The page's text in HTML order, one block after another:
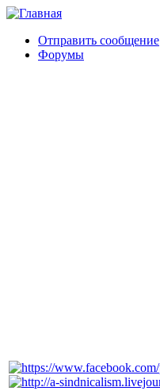
Отправить сообщение
Форумы